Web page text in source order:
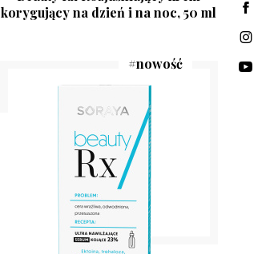
korygujący na dzień i na noc, 50 ml
#nowość